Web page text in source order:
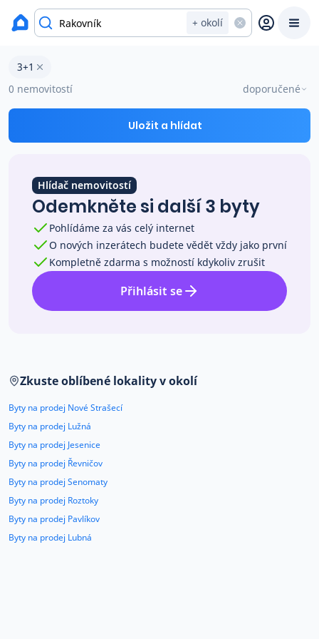
+ okolí
Prodat
Prodej s Reas.cz
Ceny prodaných nemovitostí
Okamžitý výkup
Přehled realitních makléřů
O nás
Kariéra
Kontakt
okres Rakovník
Byty 3+1 na prodej Rakovník
3+1
0 nemovitostí
doporučené
Uložit a hlídat
Hlídač nemovitostí
Odemkněte si další 3 byty
Pohlídáme za vás celý internet
O nových inzerátech budete vědět vždy jako první
Kompletně zdarma s možností kdykoliv zrušit
Přihlásit se
Zkuste oblíbené lokality v okolí
Byty na prodej Nové Strašecí
Byty na prodej Lužná
Byty na prodej Jesenice
Byty na prodej Řevničov
Byty na prodej Senomaty
Byty na prodej Roztoky
Byty na prodej Pavlíkov
Byty na prodej Lubná